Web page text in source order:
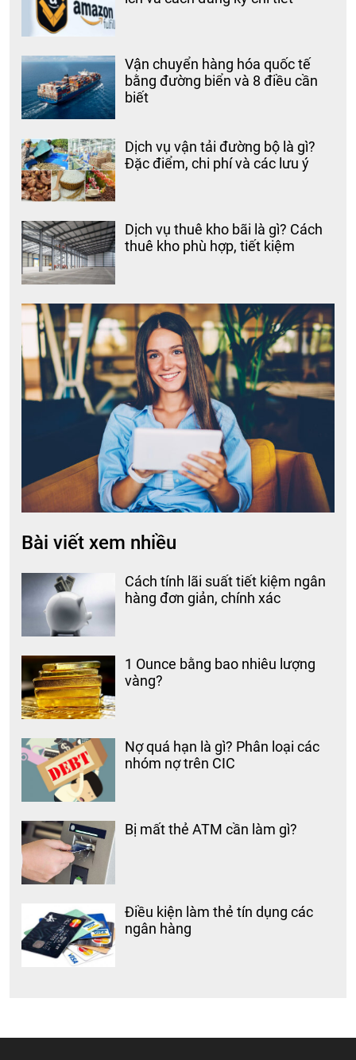
Vận chuyển hàng hóa quốc tế
bằng đường biển và 8 điều cần
biết
Dịch vụ vận tải đường bộ là gì?
Đặc điểm, chi phí và các lưu ý
Dịch vụ thuê kho bãi là gì? Cách
thuê kho phù hợp, tiết kiệm
Bài viết xem nhiều
Cách tính lãi suất tiết kiệm ngân
hàng đơn giản, chính xác
1 Ounce bằng bao nhiêu lượng
vàng?
Nợ quá hạn là gì? Phân loại các
nhóm nợ trên CIC
Bị mất thẻ ATM cần làm gì?
Điều kiện làm thẻ tín dụng các
ngân hàng